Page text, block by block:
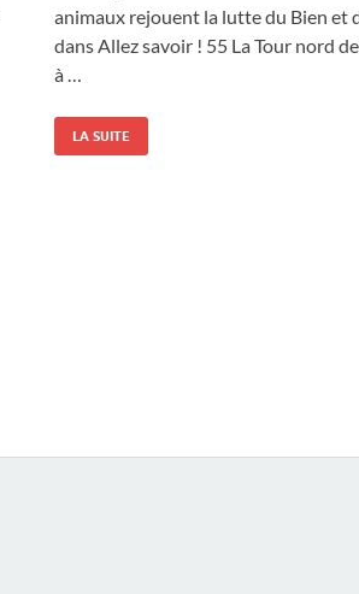
animaux rejouent la lutte du Bien et
dans Allez savoir ! 55 La Tour nord
à …
LA SUITE